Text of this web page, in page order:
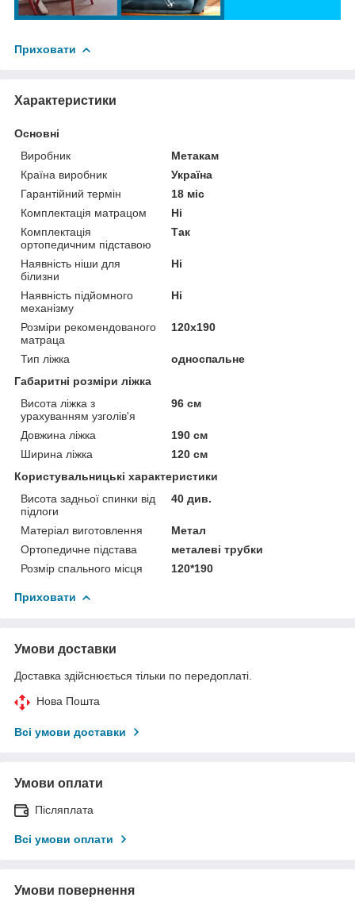
Приховати
Характеристики
Основні
Виробник
Метакам
Країна виробник
Україна
Гарантійний термін
18 міс
Комплектація матрацом
Ні
Комплектація
ортопедичним підставою
Так
Наявність ніши для
білизни
Ні
Наявність підйомного
механізму
Ні
Розміри рекомендованого
матраца
120х190
Тип ліжка
односпальне
Габаритні розміри ліжка
Висота ліжка з
урахуванням узголів'я
96 см
Довжина ліжка
190 см
Ширина ліжка
120 см
Користувальницькі характеристики
Висота задньої спинки від
підлоги
40 див.
Матеріал виготовлення
Метал
Ортопедичне підстава
металеві трубки
Розмір спального місця
120*190
Приховати
Умови доставки
Доставка здійснюється тільки по передоплаті.
Нова Пошта
Всі умови доставки
Умови оплати
Післяплата
Всі умови оплати
Умови повернення